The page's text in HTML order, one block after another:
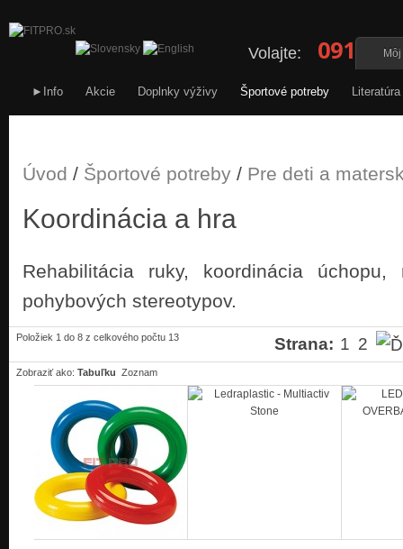
Volajte: 0911
►Info Akcie Doplnky výživy Športové potreby Literatúra
Úvod / Športové potreby / Pre deti a
Koordinácia a hra
Rehabilitácia ruky, koordinácia úchopu,
pohybových stereotypov.
Položiek 1 do 8 z celkového počtu 13 Strana: 1 2
Zobraziť ako: Tabuľku Zoznam